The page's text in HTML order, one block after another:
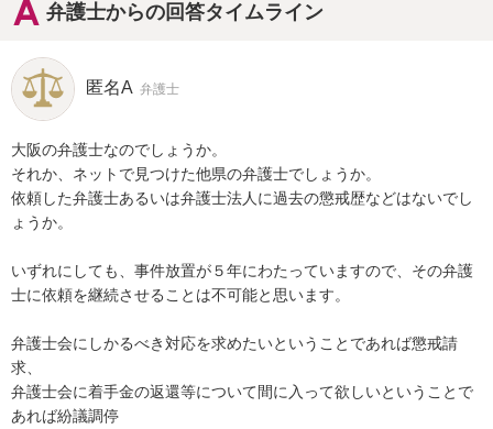
弁護士からの回答タイムライン
匿名A 弁護士
大阪の弁護士なのでしょうか。
それか、ネットで見つけた他県の弁護士でしょうか。
依頼した弁護士あるいは弁護士法人に過去の懲戒歴などはないでし
ょうか。
いずれにしても、事件放置が５年にわたっていますので、その弁護
士に依頼を継続させることは不可能と思います。
弁護士会にしかるべき対応を求めたいということであれば懲戒請
求、
弁護士会に着手金の返還等について間に入って欲しいということで
あれば紛議調停